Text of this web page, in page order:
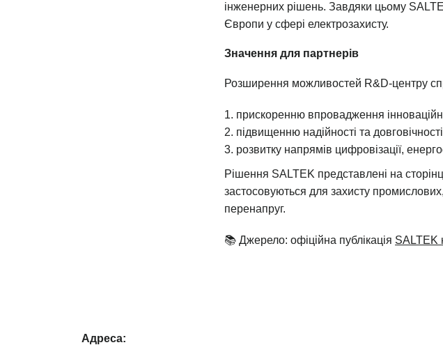
інженерних рішень. Завдяки цьому
Європи у сфері електрозахисту.
Значення для партнерів
Розширення можливостей R&D-центру
прискоренню впровадження
підвищенню надійності та
розвитку напрямів цифровізації,
Рішення SALTEK представлені на
застосовуються для захисту
перенапруг.
📚 Джерело: офіційна публікація SALTEK
Адреса: